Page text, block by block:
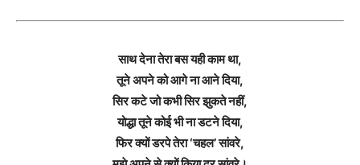
साथ देना तेरा बस यही काम था,
तूने अपने को आगे ना आने दिया,
सिर कटे जो कभी सिर झुकते नहीं,
योद्धा तूने कोई भी ना डटने दिया,
फिर क्यों डरपे तेरा ‘चहल’ सांवरे,